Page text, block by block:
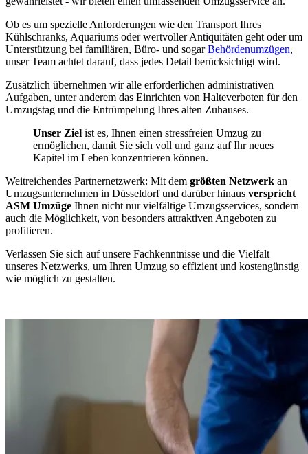
Ob es um spezielle Anforderungen wie den Transport Ihres
Kühlschranks, Aquariums oder wertvoller Antiquitäten geht oder um
Unterstützung bei familiären, Büro- und sogarBehördenumzügen,
unser Team achtet darauf, dass jedes Detail berücksichtigt wird.
Zusätzlich übernehmen wir alle erforderlichen administrativen
Aufgaben, unter anderem das Einrichten von Halteverboten für den
Umzugstag und die Entrümpelung Ihres alten Zuhauses.
Unser Ziel ist es, Ihnen einen stressfreien Umzug zu
ermöglichen, damit Sie sich voll und ganz auf Ihr neues
Kapitel im Leben konzentrieren können.
Weitreichendes Partnernetzwerk: Mit dem größten Netzwerk an
Umzugsunternehmen in Düsseldorf und darüber hinaus verspricht
ASM Umzüge Ihnen nicht nur vielfältige Umzugsservices, sondern
auch die Möglichkeit, von besonders attraktiven Angeboten zu
profitieren.
Verlassen Sie sich auf unsere Fachkenntnisse und die Vielfalt
unseres Netzwerks, um Ihren Umzug so effizient und kostengünstig
wie möglich zu gestalten.